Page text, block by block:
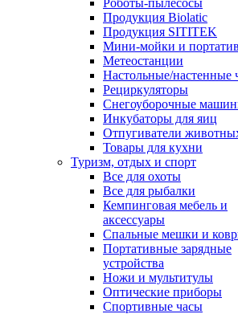
Роботы-пылесосы
Продукция Biolatic
Продукция SITITEK
Мини-мойки и
Метеостанции
Настольные/настенные
Рециркуляторы
Снегоуборочные
Инкубаторы для яиц
Отпугиватели
Товары для кухни
Туризм, отдых и спорт
Все для охоты
Все для рыбалки
Кемпинговая мебель и
аксессуары
Спальные мешки и
Портативные зарядные
устройства
Ножи и мультитулы
Оптические приборы
Спортивные часы